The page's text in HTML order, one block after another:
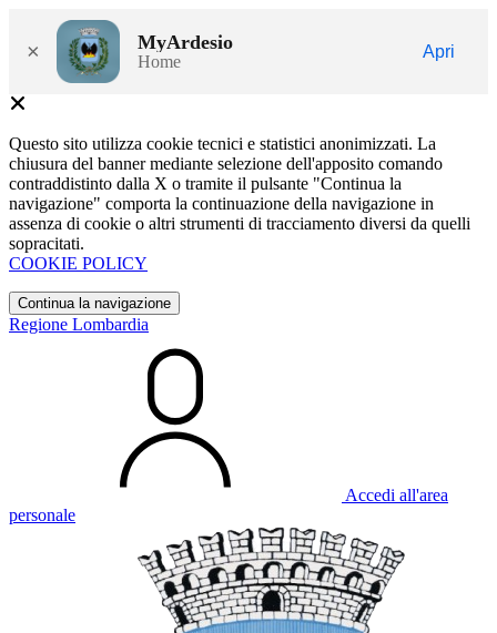
× MyArdesio
Home
Apri
Questo sito utilizza cookie tecnici e statistici anonimizzati. La
chiusura del banner mediante selezione dell'apposito comando
contraddistinto dalla X o tramite il pulsante "Continua la
navigazione" comporta la continuazione della navigazione in
assenza di cookie o altri strumenti di tracciamento diversi da quelli
sopracitati.
COOKIE POLICY
Continua la navigazione
Regione Lombardia
Accedi all'area
personale